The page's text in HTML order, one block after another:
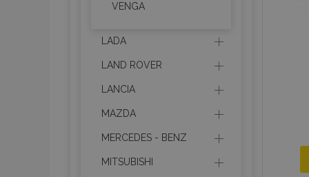
VENGA
LADA
LAND ROVER
LANCIA
MAZDA
MERCEDES - BENZ
MITSUBISHI